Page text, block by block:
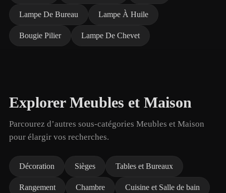
Lampe De Bureau Lampe À Huile
Bougie Pilier Lampe De Chevet
Explorer Meubles et Maison
Parcourez d’autres sous-catégories Meubles et Maison
pour élargir vos recherches.
Décoration Sièges Tables et Bureaux
Rangement Chambre Cuisine et Salle de bain